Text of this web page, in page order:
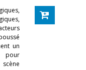
un
pour